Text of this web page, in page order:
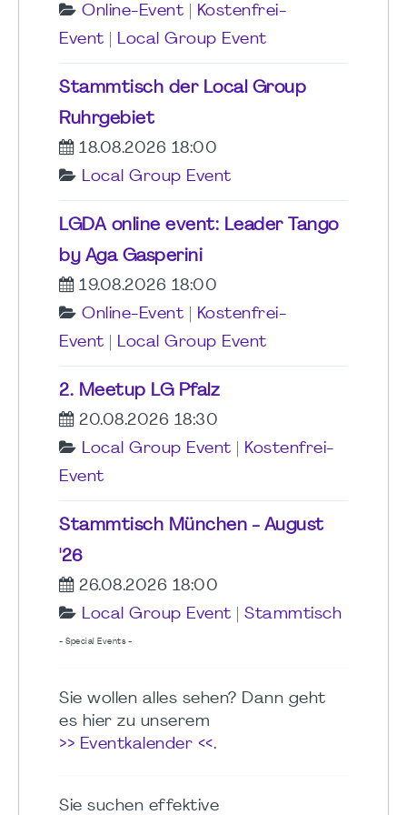
Online-Event
Kostenfrei-
Event
Local Group Event
Stammtisch der Local Group
Ruhrgebiet
18.08.2026 18:00
Local Group Event
LGDA online event: Leader Tango
by Aga Gasperini
19.08.2026 18:00
Online-Event
Kostenfrei-
Event
Local Group Event
2. Meetup LG Pfalz
20.08.2026 18:30
Local Group Event
Kostenfrei-
Event
Stammtisch München - August
'26
26.08.2026 18:00
Local Group Event
Stammtisch
- Special Events -
Sie wollen alles sehen? Dann geht
es hier zu unserem
>> Eventkalender <<.
Sie suchen effektive